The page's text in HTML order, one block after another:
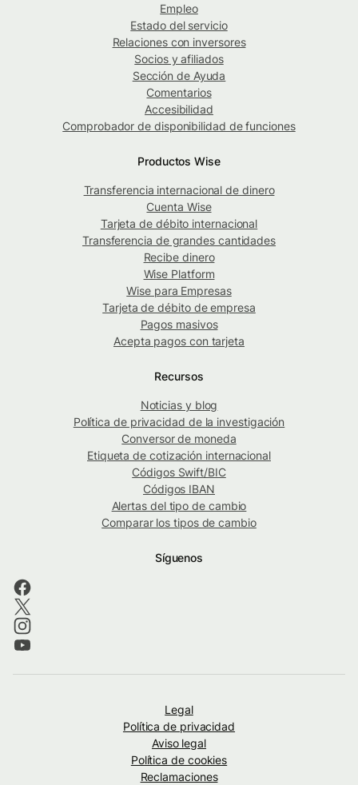
Empleo
Estado del servicio
Relaciones con inversores
Socios y afiliados
Sección de Ayuda
Comentarios
Accesibilidad
Comprobador de disponibilidad de funciones
Productos Wise
Transferencia internacional de dinero
Cuenta Wise
Tarjeta de débito internacional
Transferencia de grandes cantidades
Recibe dinero
Wise Platform
Wise para Empresas
Tarjeta de débito de empresa
Pagos masivos
Acepta pagos con tarjeta
Recursos
Noticias y blog
Política de privacidad de la investigación
Conversor de moneda
Etiqueta de cotización internacional
Códigos Swift/BIC
Códigos IBAN
Alertas del tipo de cambio
Comparar los tipos de cambio
Síguenos
Legal
Política de privacidad
Aviso legal
Política de cookies
Reclamaciones